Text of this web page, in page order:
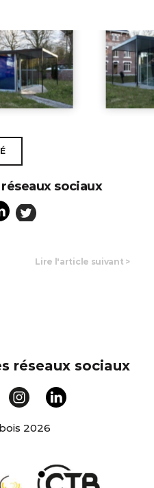
sociaux
Lire l'article suivant >
réseaux sociaux
2026